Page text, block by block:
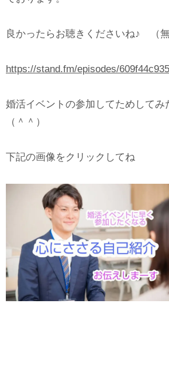
良かったらお聴きくださいね♪ （無
https://stand.fm/episodes/
婚活イベントの参加してためしてみ
（＾＾）
下記の画像をクリックしてね